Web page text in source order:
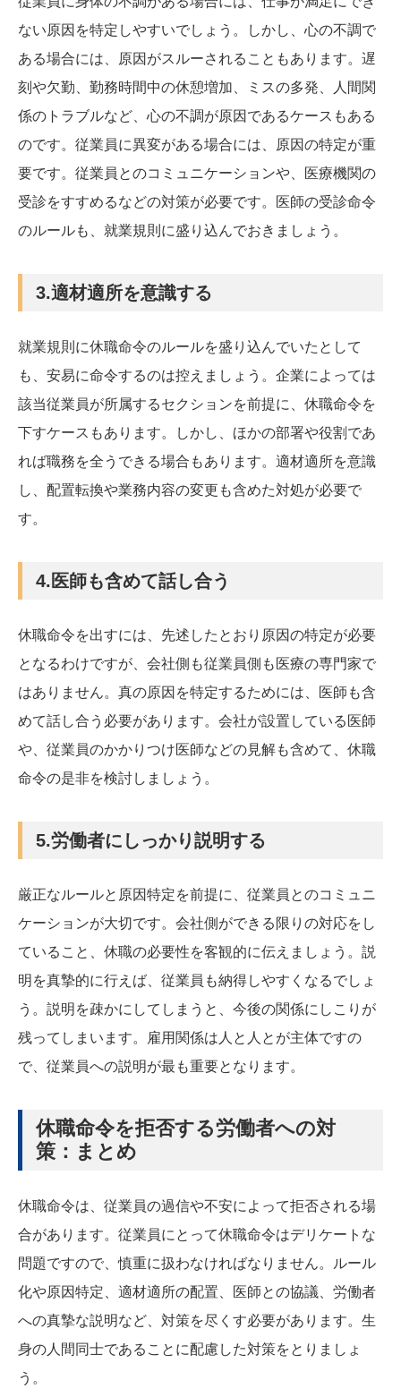
ない原因を特定しやすいでしょう。しかし、心の不調で
ある場合には、原因がスルーされることもあります。遅
刻や欠勤、勤務時間中の休憩増加、ミスの多発、人間関
係のトラブルなど、心の不調が原因であるケースもある
のです。従業員に異変がある場合には、原因の特定が重
要です。従業員とのコミュニケーションや、医療機関の
受診をすすめるなどの対策が必要です。医師の受診命令
のルールも、就業規則に盛り込んでおきましょう。
3.適材適所を意識する
就業規則に休職命令のルールを盛り込んでいたとして
も、安易に命令するのは控えましょう。企業によっては
該当従業員が所属するセクションを前提に、休職命令を
下すケースもあります。しかし、ほかの部署や役割であ
れば職務を全うできる場合もあります。適材適所を意識
し、配置転換や業務内容の変更も含めた対処が必要で
す。
4.医師も含めて話し合う
休職命令を出すには、先述したとおり原因の特定が必要
となるわけですが、会社側も従業員側も医療の専門家で
はありません。真の原因を特定するためには、医師も含
めて話し合う必要があります。会社が設置している医師
や、従業員のかかりつけ医師などの見解も含めて、休職
命令の是非を検討しましょう。
5.労働者にしっかり説明する
厳正なルールと原因特定を前提に、従業員とのコミュニ
ケーションが大切です。会社側ができる限りの対応をし
ていること、休職の必要性を客観的に伝えましょう。説
明を真摯的に行えば、従業員も納得しやすくなるでしょ
う。説明を疎かにしてしまうと、今後の関係にしこりが
残ってしまいます。雇用関係は人と人とが主体ですの
で、従業員への説明が最も重要となります。
休職命令を拒否する労働者への対
策：まとめ
休職命令は、従業員の過信や不安によって拒否される場
合があります。従業員にとって休職命令はデリケートな
問題ですので、慎重に扱わなければなりません。ルール
化や原因特定、適材適所の配置、医師との協議、労働者
への真摯な説明など、対策を尽くす必要があります。生
身の人間同士であることに配慮した対策をとりましょ
う。